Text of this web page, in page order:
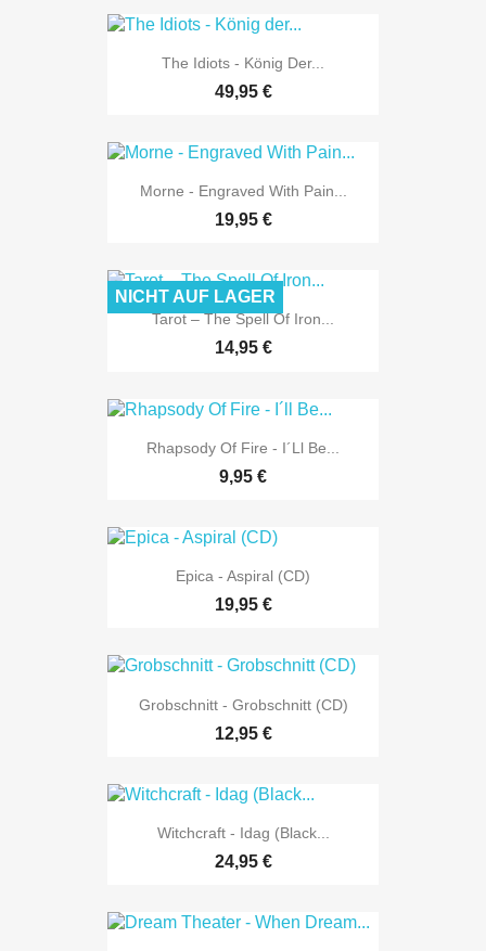
The Idiots - König Der...
49,95 €
Morne - Engraved With Pain...
19,95 €
Tarot – The Spell Of Iron...
14,95 €
NICHT AUF LAGER
Rhapsody Of Fire - I´ll Be...
9,95 €
Epica - Aspiral (CD)
19,95 €
Grobschnitt - Grobschnitt (CD)
12,95 €
Witchcraft - Idag (Black...
24,95 €